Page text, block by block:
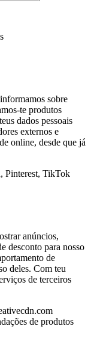
sobre
te produtos
dados pessoais
externos e
online, desde que já
Pinterest, TikTok
anúncios,
desconto para nosso
de
deles. Com teu
de terceiros
de produtos